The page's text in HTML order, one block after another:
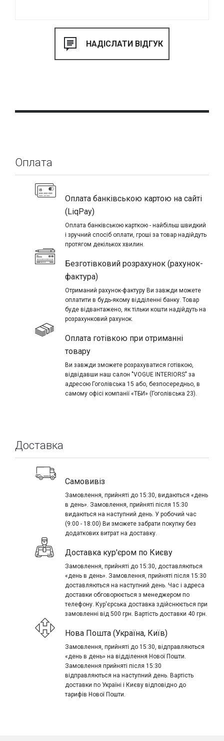
Оплата
Оплата банківською картою на сайті
(LiqPay)
Оплата банківською карткою - найбільш швидкий
і зручний спосіб оплати, гроші за товар надійдуть
протягом декількох хвилин.
Безготівковий розрахунок (рахунок-
фактура)
Отриманий рахунок-фактуру Ви завжди можете
оплатити в будь-якому відділенні банку. Товар
буде відвантажено, як тільки кошти надійдуть на
розрахунковий рахунок.
Оплата готівкою при отриманні
товару
Ви завжди зможете розрахуватися готівкою,
відвідавши наш салон "VOGUE INTERIORS" за
адресою Гоголівська 15 або, безпосередньо, в
самому офісі компанії «ТБИ» (Гоголівська 23).
Доставка
Самовивіз
Замовлення, прийняті до 15:30, видаються «день
в день». Замовлення, прийняті після 15:30
видаються на наступний день. У робочий час
(9:00 - 18:00) Ви зможете забрати покупку без
додаткових витрат на доставку.
Доставка кур'єром по Києву
Замовлення, прийняті до 15:30, доставляються
«день в день». Замовлення, прийняті після 15:30
доставляються на наступний день. Час і адреса
доставки обговорюється з менеджером по
телефону. Кур'єрська доставка здійснюється при
замовленні від 500 грн. Вартість доставки 40 грн.
Нова Пошта (Україна, Київ)
Замовлення, прийняті до 15:30, відправляються
«день в день» на відділення Нової Пошти.
Замовлення прийняті після 15:30
відправляються на наступний день. Вартість
доставки по Україні і Києву відповідно до
тарифів Нової Пошти.